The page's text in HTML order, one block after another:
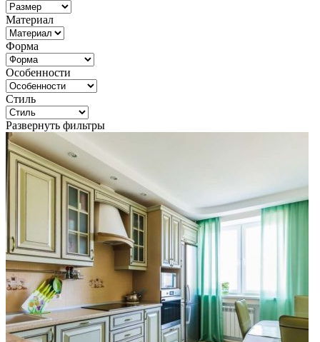
Материал
Форма
Особенности
Стиль
Развернуть фильтры